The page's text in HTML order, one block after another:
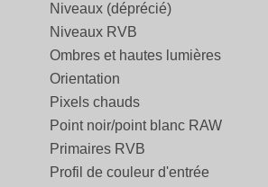
Niveaux (déprécié)
Niveaux RVB
Ombres et hautes lumières
Orientation
Pixels chauds
Point noir/point blanc RAW
Primaires RVB
Profil de couleur d'entrée